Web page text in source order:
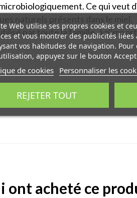
Ce qui veut
naturels présents dans le miel.
par toute la famille, à
ont acheté ce
Web utilise ses propres cookies et
et vous montrer des publicités liées
vos habitudes de navigation.
appuyez sur le bouton
de cookies Personnaliser les
REJETER TOUT